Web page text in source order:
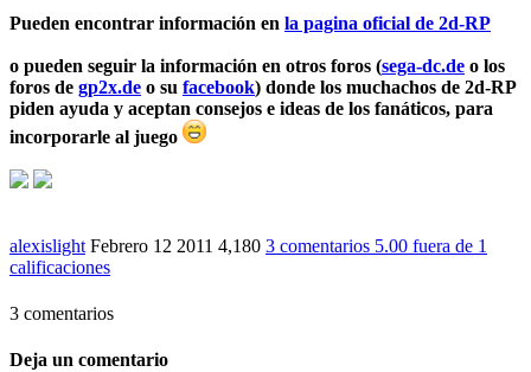
Pueden encontrar información en la pagina oficial de 2d-RP
o pueden seguir la información en otros foros (sega-dc.de o los
foros de gp2x.de o su facebook) donde los muchachos de 2d-RP
piden ayuda y aceptan consejos e ideas de los fanáticos, para
incorporarle al juego
alexislight Febrero 12 2011 4,180 3 comentarios 5.00 fuera de 1
calificaciones
3 comentarios
Deja un comentario